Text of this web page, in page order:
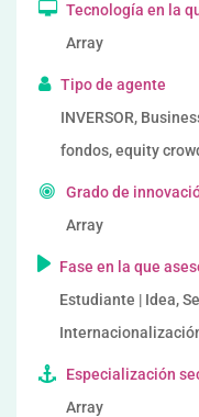
Tecnología en la
Array
Tipo de agente
INVERSOR,
fondos, equity
Grado de
Array
Fase en la que
Estudiante | Idea,
Especialización
Array